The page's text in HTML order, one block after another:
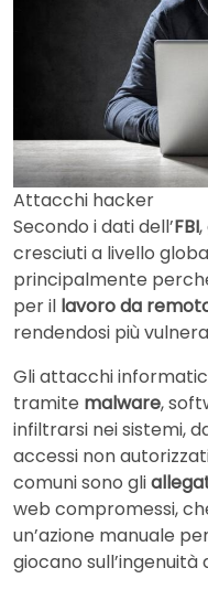
Attacchi hacker
Secondo i dati dell’FBI
cresciuti a livello
principalmente
per il lavoro da
rendendosi più
Gli attacchi
tramite malware,
infiltrarsi nei sistemi,
accessi non
comuni sono gli
web compromessi,
un’azione manuale
giocano sull’ingenuità